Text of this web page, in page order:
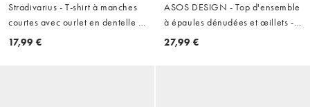
Stradivarius - T-shirt à manches
courtes avec ourlet en dentelle -
Noir
17,99 €
ASOS DESIGN - Top d'ensemble
à épaules dénudées et œillets -
Noir
27,99 €